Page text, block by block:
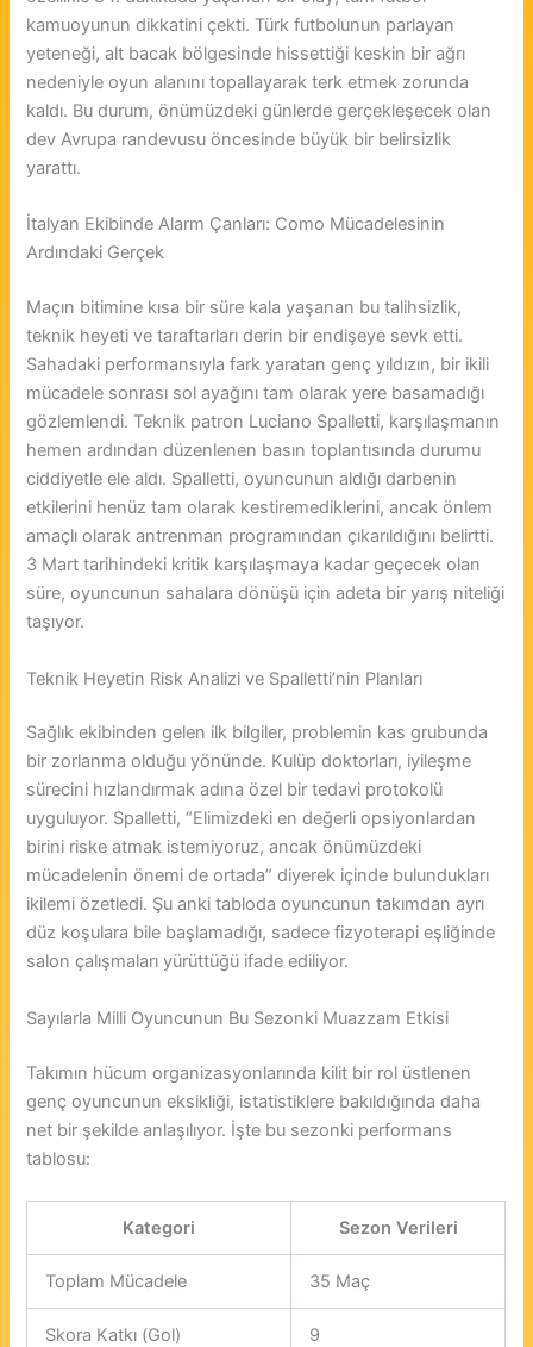
kamuoyunun dikkatini çekti. Türk futbolunun parlayan
yeteneği, alt bacak bölgesinde hissettiği keskin bir ağrı
nedeniyle oyun alanını topallayarak terk etmek zorunda
kaldı. Bu durum, önümüzdeki günlerde gerçekleşecek olan
dev Avrupa randevusu öncesinde büyük bir belirsizlik
yarattı.
İtalyan Ekibinde Alarm Çanları: Como Mücadelesinin
Ardındaki Gerçek
Maçın bitimine kısa bir süre kala yaşanan bu talihsizlik,
teknik heyeti ve taraftarları derin bir endişeye sevk etti.
Sahadaki performansıyla fark yaratan genç yıldızın, bir ikili
mücadele sonrası sol ayağını tam olarak yere basamadığı
gözlemlendi. Teknik patron Luciano Spalletti, karşılaşmanın
hemen ardından düzenlenen basın toplantısında durumu
ciddiyetle ele aldı. Spalletti, oyuncunun aldığı darbenin
etkilerini henüz tam olarak kestiremediklerini, ancak önlem
amaçlı olarak antrenman programından çıkarıldığını belirtti.
3 Mart tarihindeki kritik karşılaşmaya kadar geçecek olan
süre, oyuncunun sahalara dönüşü için adeta bir yarış niteliği
taşıyor.
Teknik Heyetin Risk Analizi ve Spalletti’nin Planları
Sağlık ekibinden gelen ilk bilgiler, problemin kas grubunda
bir zorlanma olduğu yönünde. Kulüp doktorları, iyileşme
sürecini hızlandırmak adına özel bir tedavi protokolü
uyguluyor. Spalletti, “Elimizdeki en değerli opsiyonlardan
birini riske atmak istemiyoruz, ancak önümüzdeki
mücadelenin önemi de ortada” diyerek içinde bulundukları
ikilemi özetledi. Şu anki tabloda oyuncunun takımdan ayrı
düz koşulara bile başlamadığı, sadece fizyoterapi eşliğinde
salon çalışmaları yürüttüğü ifade ediliyor.
Sayılarla Milli Oyuncunun Bu Sezonki Muazzam Etkisi
Takımın hücum organizasyonlarında kilit bir rol üstlenen
genç oyuncunun eksikliği, istatistiklere bakıldığında daha
net bir şekilde anlaşılıyor. İşte bu sezonki performans
tablosu:
Kategori Sezon Verileri
Toplam Mücadele 35 Maç
Skora Katkı (Gol) 9